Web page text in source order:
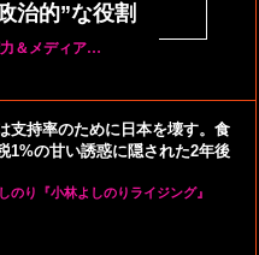
治的”な役割
＆メディア…
支持率のために日本を壊す。食
1%の甘い誘惑に隠された2年後
のり『小林よしのりライジング』